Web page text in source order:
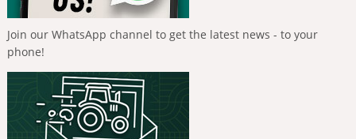
Join our WhatsApp channel to get the latest news - to your
phone!